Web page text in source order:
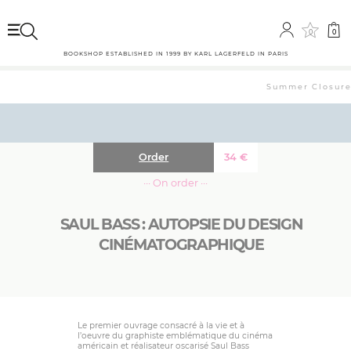
0 0
BOOKSHOP ESTABLISHED IN 1999 BY KARL LAGERFELD IN PARIS
Summer
SAUL BASS : AUTOPSIE DU DESIGN
CINÉMATOGRAPHIQUE
34 €
Order
··· On order ···
Le premier ouvrage consacré à la vie et à
l’oeuvre du graphiste emblématique du cinéma
américain et réalisateur oscarisé Saul Bass